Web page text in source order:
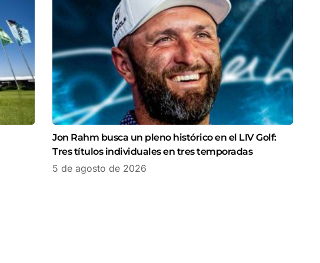
Jon Rahm busca un pleno histórico en el LIV Golf:
Tres títulos individuales en tres temporadas
5 de agosto de 2026